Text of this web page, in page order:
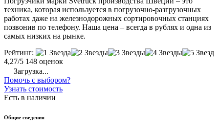
техника, которая используется в погрузочно-разгрузочных
работах даже на железнодорожных сортировочных станциях
позвонив по телефону. Наша цена – всегда в рублях и одна из
самых низких на рынке.
Рейтинг:
4,27/5 148 оценок
Загрузка...
Помочь с выбором?
Узнать стоимость
Есть в наличии
Общие сведения